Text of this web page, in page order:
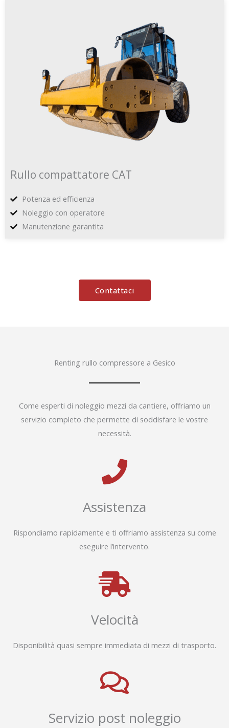
Rullo compattatore CAT
Potenza ed efficienza
Noleggio con operatore
Manutenzione garantita
Contattaci
Renting rullo compressore a Gesico
Come esperti di noleggio mezzi da cantiere, offriamo un
servizio completo che permette di soddisfare le vostre
necessità.
Assistenza
Rispondiamo rapidamente e ti offriamo assistenza su come
eseguire l’intervento.
Velocità
Disponibilità quasi sempre immediata di mezzi di trasporto.
Servizio post noleggio